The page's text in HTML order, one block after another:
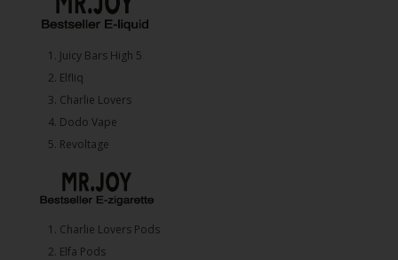
1.⁠ ⁠Juicy Bars High 5
2.⁠ ⁠⁠Elfliq
3.⁠ ⁠⁠Charlie Lovers
4.⁠ ⁠⁠Dodo Vape
5. ⁠Revoltage
1.⁠ ⁠Charlie Lovers Pods
2.⁠ ⁠⁠Elfa Pods